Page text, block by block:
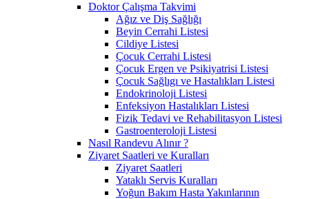
Doktor Çalışma Takvimi
Ağız ve Diş Sağlığı
Beyin Cerrahi Listesi
Cildiye Listesi
Çocuk Cerrahi Listesi
Çocuk Ergen ve Psikiyatrisi Listesi
Çocuk Sağlıgı ve Hastalıkları Listesi
Endokrinoloji Listesi
Enfeksiyon Hastalıkları Listesi
Fizik Tedavi ve Rehabilitasyon Listesi
Gastroenteroloji Listesi
Nasıl Randevu Alınır ?
Ziyaret Saatleri ve Kuralları
Ziyaret Saatleri
Yataklı Servis Kuralları
Yoğun Bakım Hasta Yakınlarının